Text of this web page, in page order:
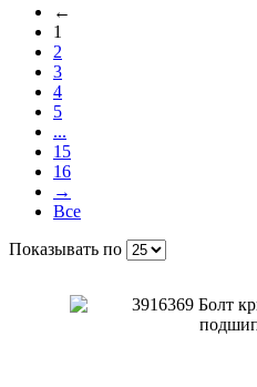
←
1
2
3
4
5
...
15
16
→
Все
Показывать по